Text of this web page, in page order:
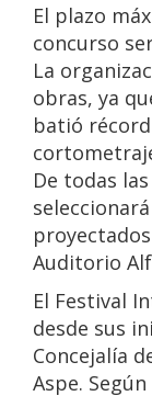
El plazo
concurso
La
obras, ya
batió
De todas
Auditorio
El Festival
desde sus
Concejalía
Aspe.